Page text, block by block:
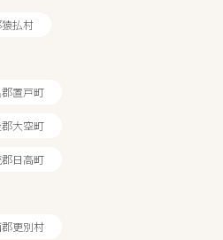
払村
置戸町
大空町
日高町
更別村